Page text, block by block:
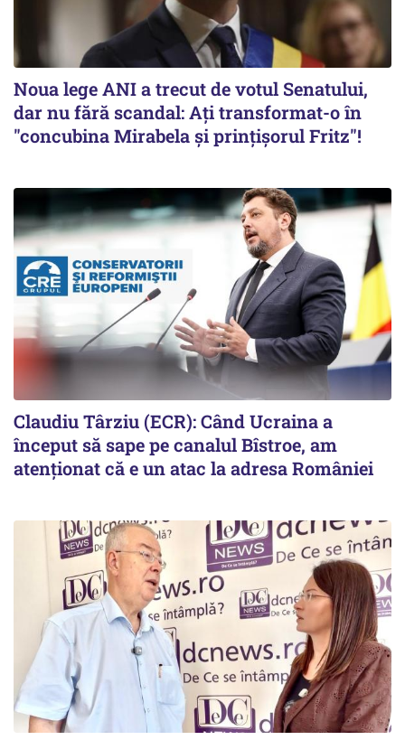
Noua lege ANI a trecut de votul Senatului,
dar nu fără scandal: Ați transformat-o în
"concubina Mirabela şi prinţişorul Fritz"!
Claudiu Târziu (ECR): Când Ucraina a
început să sape pe canalul Bîstroe, am
atenționat că e un atac la adresa României